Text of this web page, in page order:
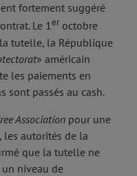
fortement suggéré
Le 1er octobre
tutelle, la République
» américain
les paiements en
sont passés au cash.
Association pour une
les autorités de la
que la tutelle ne
un niveau de